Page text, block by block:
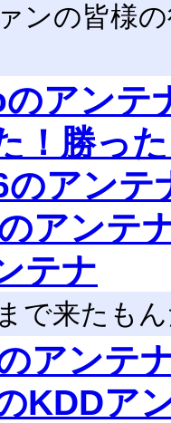
ンの皆様
アンテ
！勝っ
アンテ
アンテ
テナ
で来たも
アンテ
KDDア